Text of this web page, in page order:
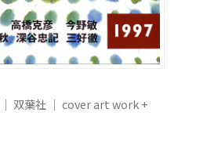
双葉社 ｜ cover art work +